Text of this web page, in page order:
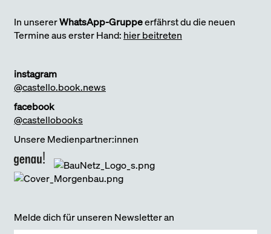
In unsererWhatsApp-Gruppeerfährst du die neuen
Termine aus erster Hand: hier beitreten
instagram
@castello.book.news
facebook
@castellobooks
Unsere Medienpartner:innen
Melde dich für unseren Newsletter an